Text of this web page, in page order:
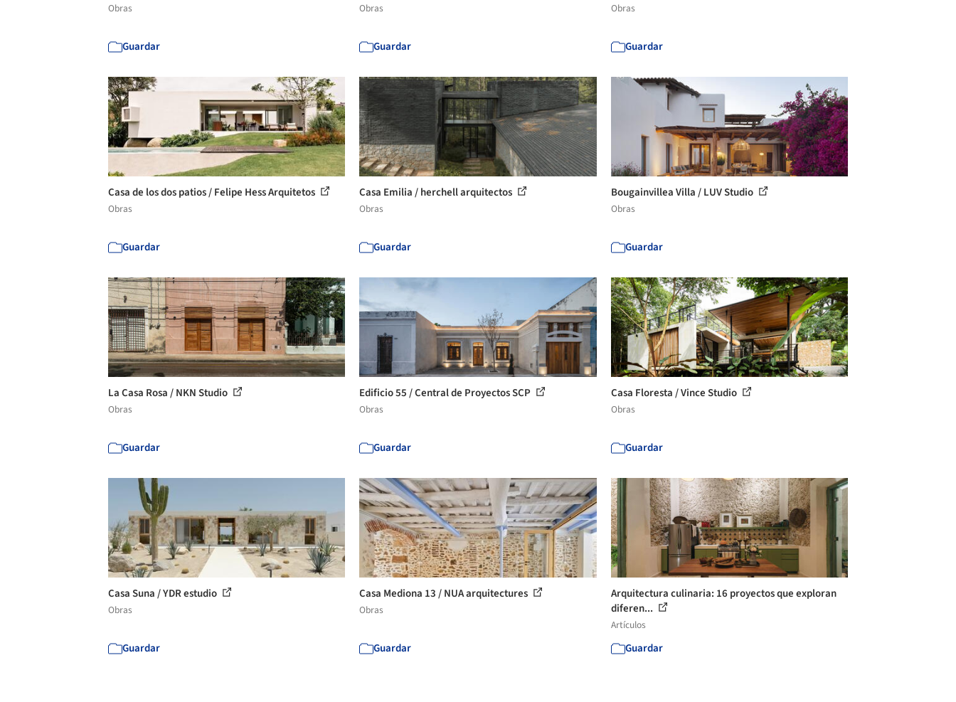
Obras
Guardar
Obras
Guardar
Obras
Guardar
Casa de los dos patios / Felipe Hess Arquitetos
Obras
Guardar
Casa Emilia / herchell arquitectos
Obras
Guardar
Bougainvillea Villa / LUV Studio
Obras
Guardar
La Casa Rosa / NKN Studio
Obras
Guardar
Edificio 55 / Central de Proyectos SCP
Obras
Guardar
Casa Floresta / Vince Studio
Obras
Guardar
Casa Suna / YDR estudio
Obras
Guardar
Casa Mediona 13 / NUA arquitectures
Obras
Guardar
Arquitectura culinaria: 16 proyectos que exploran
diferen...
Artículos
Guardar